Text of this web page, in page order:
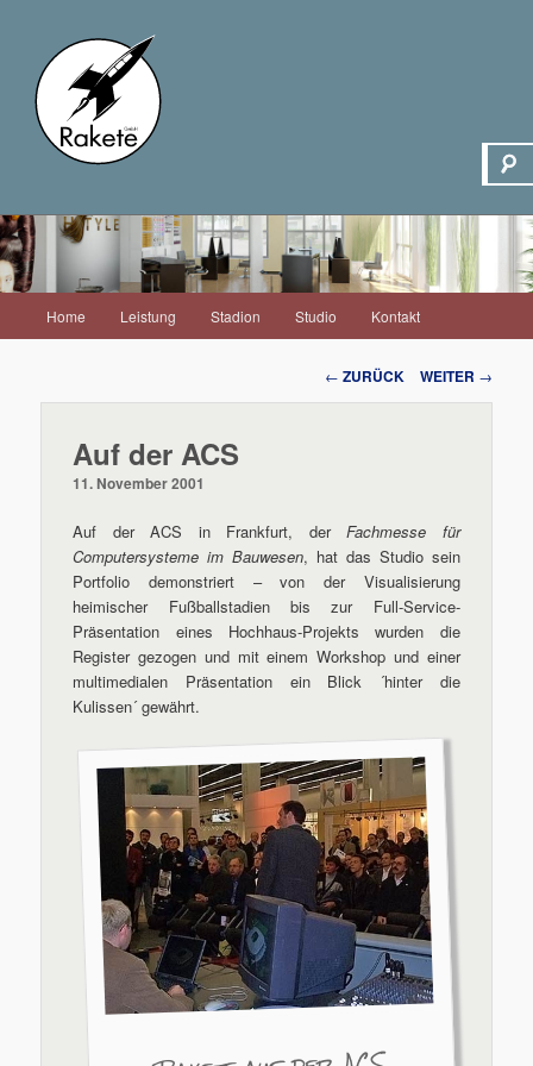
Zum
Home Leistung Stadion Studio Kontakt
Beitrags-
Navigation
← ZURÜCK WEITER →
Auf der ACS
11. November 2001
Auf der ACS in Frankfurt, derFachmesse für
Computersysteme im Bauwesen, hat das Studio sein
Portfolio demonstriert – von der Visualisierung
heimischer Fußballstadien bis zur Full-Service-
Präsentation eines Hochhaus-Projekts wurden die
Register gezogen und mit einem Workshop und einer
multimedialen Präsentation ein Blick ´hinter die
Kulissen´ gewährt.